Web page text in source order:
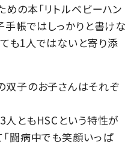
の本「リトルベビーハン
手帳ではしっかりと書けな
も1人ではないと寄り添
子のお子さんはそれぞ
人ともHSCという特性が
「闘病中でも笑顔いっぱ